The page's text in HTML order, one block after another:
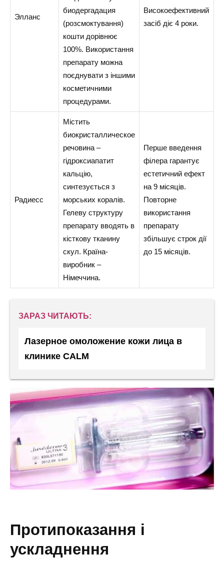
Элланс
биодергадация
(розсмоктування)
кошти дорівнює
100%. Використання
препарату можна
поєднувати з іншими
косметичними
процедурами.
Високоефективний
засіб діє 4 роки.
Радиесс
Містить
биокристаллическое
речовина –
гідроксиапатит
кальцію,
синтезується з
морських коралів.
Гелеву структуру
препарату вводять в
кісткову тканину
скул. Країна-
виробник –
Німеччина.
Перше введення
філера гарантує
естетичний ефект
на 9 місяців.
Повторне
використання
препарату
збільшує строк дії
до 15 місяців.
ЗАРАЗ ЧИТАЮТЬ:
Лазерное омоложение кожи лица в
клинике CALM
протипоказання і
ускладнення